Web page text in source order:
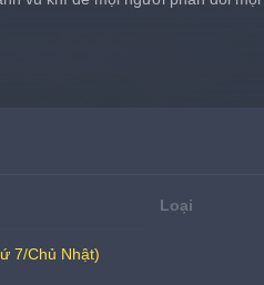
Loại
7/Chủ Nhật)